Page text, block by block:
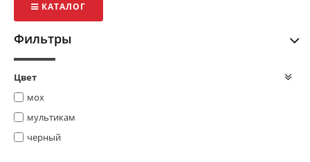
КАТАЛОГ
Фильтры
Цвет
мох
мультикам
черный